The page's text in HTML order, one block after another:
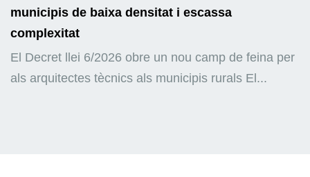
municipis de baixa densitat i escassa
complexitat
El Decret llei 6/2026 obre un nou camp de feina per
als arquitectes tècnics als municipis rurals El...